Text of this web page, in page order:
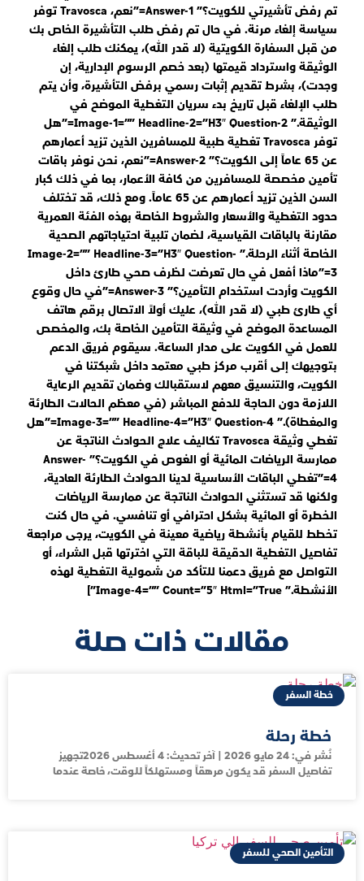
تم رفض تأشيرتي للكويت؟” Answer-1=”نعم، Travosca توفر
سياسة إلغاء مرنة. في حال تم رفض طلب التأشيرة الخاص بك
من قبل السفارة الكويتية (لا قدر الله)، يمكنك طلب إلغاء
الوثيقة واسترداد قيمتها (بعد خصم الرسوم الإدارية، إن
وجدت)، بشرط تقديم إثبات رسمي برفض التأشيرة، وأن يتم
طلب الإلغاء قبل تاريخ بدء سريان التغطية الموضح في
الوثيقة.” Image-1=”” Headline-2=”h3″ Question-2=”هل
توفر Travosca تغطية طبية للمسافرين الذين تزيد أعمارهم
عن 65 عاماً إلى الكويت؟” Answer-2=”نعم، نحن نوفر باقات
تأمين مخصصة للمسافرين من كافة الأعمار، بما في ذلك كبار
السن الذين تزيد أعمارهم عن 65 عاماً. ومع ذلك، قد تختلف
حدود التغطية والأسعار والشروط الخاصة بهذه الفئة العمرية
مقارنة بالباقات القياسية، لضمان تلبية احتياجاتهم الصحية
الخاصة أثناء الرحلة.” Image-2=”” Headline-3=”h3″ Question-
3=”ماذا أفعل في حال تعرضت لظرف صحي طارئ داخل
الكويت وأردت استخدام التأمين؟” Answer-3=”في حال وقوع
أي طارئ طبي (لا قدر الله)، عليك أولاً الاتصال برقم هاتف
المساعدة الموضح في وثيقة التأمين الخاصة بك، والمخصص
للعمل في الكويت على مدار الساعة. سيقوم فريق الدعم
بتوجيهك إلى أقرب مركز طبي معتمد داخل شبكتنا في
الكويت، والتنسيق معهم لاستقبالك وضمان تقديم الرعاية
اللازمة دون الحاجة للدفع المباشر (في معظم الحالات الطارئة
والمغطاة).” Image-3=”” Headline-4=”h3″ Question-4=”هل
تغطي وثيقة Travosca تكاليف علاج الحوادث الناتجة عن
ممارسة الرياضات المائية أو الغوص في الكويت؟” Answer-
4=”تغطي الباقات الأساسية لدينا الحوادث الطارئة العادية،
ولكنها قد تستثني الحوادث الناتجة عن ممارسة الرياضات
الخطرة أو المائية بشكل احترافي أو تنافسي. في حال كنت
تخطط للقيام بأنشطة رياضية معينة في الكويت، يرجى مراجعة
تفاصيل التغطية الدقيقة للباقة التي اخترتها قبل الشراء، أو
التواصل مع فريق دعمنا للتأكد من شمولية التغطية لهذه
الأنشطة.” Image-4=”” Count=”5″ Html=”true”]
مقالات ذات صلة
خطة السفر
خطة رحلة
نُشر في: 24 مايو 2026 | آخر تحديث: 4 أغسطس 2026تجهيز
تفاصيل السفر قد يكون مرهقاً ومستهلكاً للوقت، خاصة عندما
التأمين الصحي للسفر